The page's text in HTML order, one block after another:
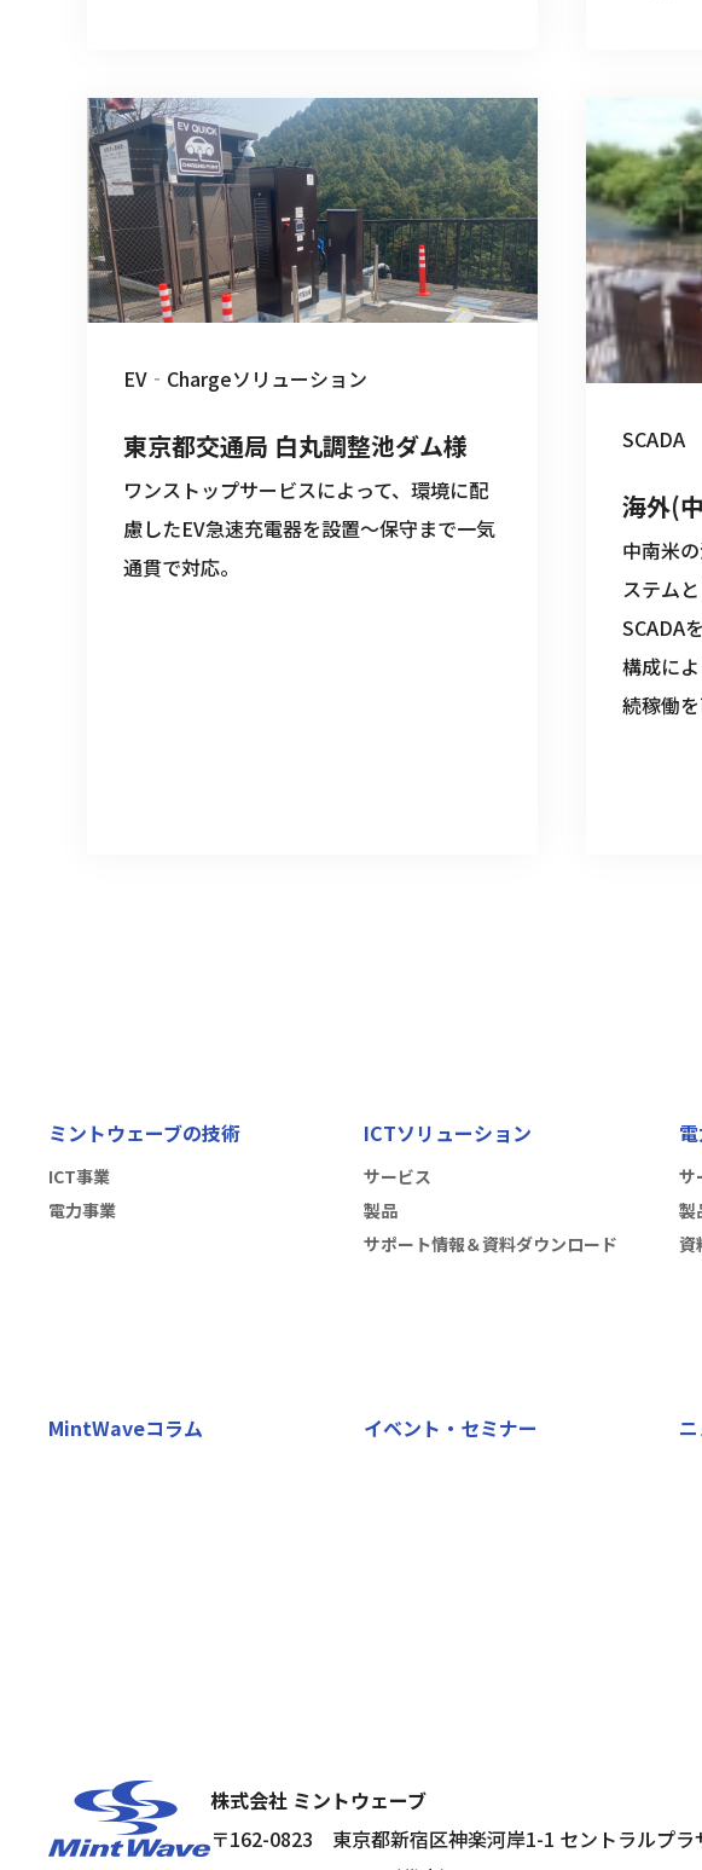
EV‐Chargeソリューション
東京都交通局 白丸調整池ダム様
ワンストップサービスによって、環境に配
慮したEV急速充電器を設置～保守まで一気
通貫で対応。
SCADA
海外(
中南米
ステム
SCADA
構成に
続稼働
ミントウェーブの技術
ICT事業
電力事業
ICTソリューション
サービス
製品
サポート情報＆資料ダウンロード
サ
製
資
MintWaveコラム イベント・セミナー
株式会社 ミントウェーブ
〒162-0823 東京都新宿区神楽河岸1-1 セントラルプラ